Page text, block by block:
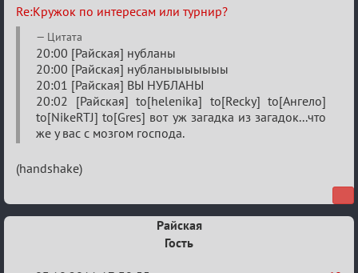
Re:
Кружок
интересам
или
турнир?
Re:Кружок по интересам или турнир?
Цитата
20:00 [Райская] нубланы
20:00 [Райская] нубланыыыыыыы
20:01 [Райская] ВЫ НУБЛАНЫ
20:02 [Райская] to[helenika] to[Recky] to[Ангело]
to[NikeRTJ] to[Gres] вот уж загадка из загадок...что
же у вас с мозгом господа.
(handshake)
Райская
Гость